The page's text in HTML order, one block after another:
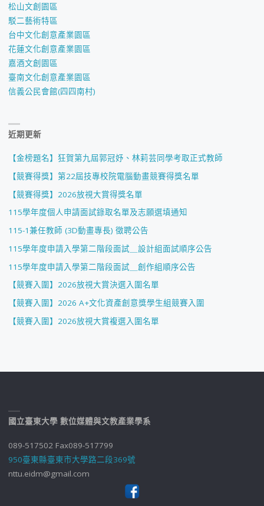
松山文創園區
駁二藝術特區
台中文化創意產業園區
花蓮文化創意產業園區
嘉酒文創園區
臺南文化創意產業園區
信義公民會館(四四南村)
近期更新
【金榜題名】狂賀第九屆郭冠妤、林莉芸同學考取正式教師
【競賽得獎】第22屆技專校院電腦動畫競賽得獎名單
【競賽得獎】2026放視大賞得獎名單
115學年度個人申請面試錄取名單及志願選填通知
115-1兼任教師 (3D動畫專長) 徵聘公告
115學年度申請入學第二階段面試＿設計組面試順序公告
115學年度申請入學第二階段面試＿創作組順序公告
【競賽入圍】2026放視大賞決選入圍名單
【競賽入圍】2026 A+文化資產創意獎學生組競賽入圍
【競賽入圍】2026放視大賞複選入圍名單
國立臺東大學 數位媒體與文教產業學系
089-517502 Fax089-517799
950臺東縣臺東市大學路二段369號
nttu.eidm@gmail.com